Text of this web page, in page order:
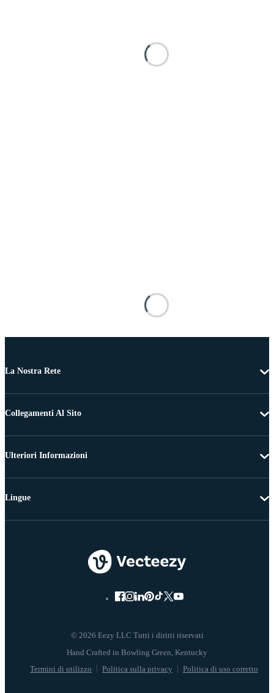
La Nostra Rete
Collegamenti Al Sito
Ulteriori Informazioni
© 2026 Eezy LLC Tutti i diritti riservati
Termini di utilizzo Politica sulla privacy Politica di uso corretto
Lingue